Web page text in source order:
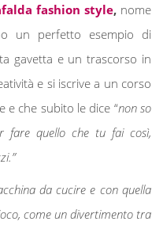
fashion style, nome
un perfetto esempio di
gavetta e un trascorso in
e si iscrive a un corso
e che subito le dice “non so
fare quello che tu fai così,
da cucire e con quella
come un divertimento tra